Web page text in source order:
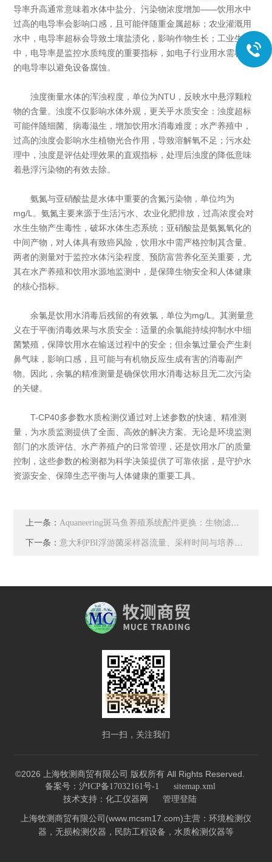
导率升高通常意味着水体中盐分、污染物浓度增加——饮用水中
过高的电导率会影响口感，且可能伴随重金属超标；农业灌溉用
水中，电导率超标会导致土壤盐渍化，影响作物生长；工业生产
中，电导率是监控水质纯度的重要指标，如电子行业用水需极低
的电导率以避免设备腐蚀。
浊度衡量水体的浑浊程度，单位为NTU，反映水中悬浮颗粒
物的含量。浊度不仅影响水体外观，更关乎水质安全：浊度超标
可能伴随细菌、病毒滋生，增加饮用水消毒难度；水产养殖中，
过高的浊度会影响水生植物光合作用，导致溶解氧不足；污水处
理中，浊度是评估处理效果的直观指标，处理后浊度的降低意味
着悬浮污染物的有效去除。
氨氮与亚硝酸盐是水体中重要的含氮污染物，单位均为
mg/L。氨氮主要来源于生活污水、农业化肥排放，过高浓度会对
水生生物产生毒性，破坏水体生态系统；亚硝酸盐是氨氮氧化的
中间产物，对人体具有致癌风险，饮用水中需严格控制其含量。
两者的测量对于监控水体污染程度、预防富营养化至关重要，尤
其在水产养殖和饮用水源地监测中，是保障生物安全和人体健康
的核心指标。
余氯是饮用水消毒后残留的有效氯，单位为mg/L。其测量意
义在于平衡消毒效果与水质安全：适量的余氯能持续抑制水中细
菌繁殖，保障饮用水在输送过程中的安全；但余氯过量会产生刺
鼻气味，影响口感，且可能与有机物反应生成有害的消毒副产
物。因此，余氯的精准测量是确保饮用水消毒达标且无二次污染
的关键。
T-CP40多参数水质检测仪通过对上述参数的快速、精准测
量，为水质监测提供了全面、高效的解决方案。无论是环境监测
部门的水质评估、水产养殖户的日常管理，还是饮用水厂的质量
控制，这些参数的检测都为科学决策提供了可靠依据，是守护水
资源安全、保障生态平衡与人体健康的重要工具。
上一条： Aquaneering斑马鱼养殖系统配件更换：生物滤棉与 UV 灯更换周期
下一条：意大利PBI浮游菌采样器流量、采样时间与培养结果的常见疑问
扫一扫，关注我们
©2026 上海牧测商贸有限公司 版权所有 All Rights Reserved.
备案号：沪ICP备17032161号-1 sitemap.xml
技术支持： 化工仪器网 管理登陆
上海牧测商贸有限公司(www.mcsm17.com)主营：环境检测仪
器，无损检测仪器，民防工程设备，水质检测仪器等